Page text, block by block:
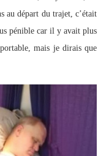
au départ du trajet, c’était
pénible car il y avait plus
mais je dirais que